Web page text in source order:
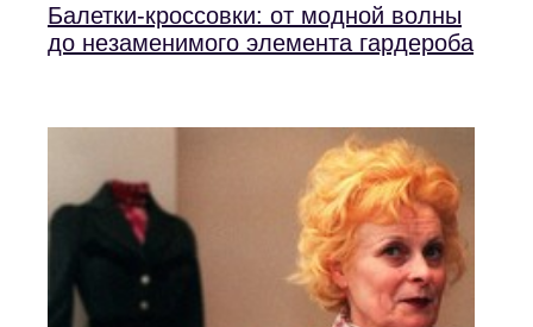
Балетки-кроссовки: от модной волны
до незаменимого элемента гардероба